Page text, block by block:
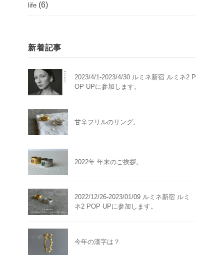
life (6)
新着記事
2023/4/1-2023/4/30 ルミネ新宿 ルミネ2 P
OP UPに参加します。
甘辛フリルのリング。
2022年 年末のご挨拶。
2022/12/26-2023/01/09 ルミネ新宿 ルミ
ネ2 POP UPに参加します。
今年の漢字は？